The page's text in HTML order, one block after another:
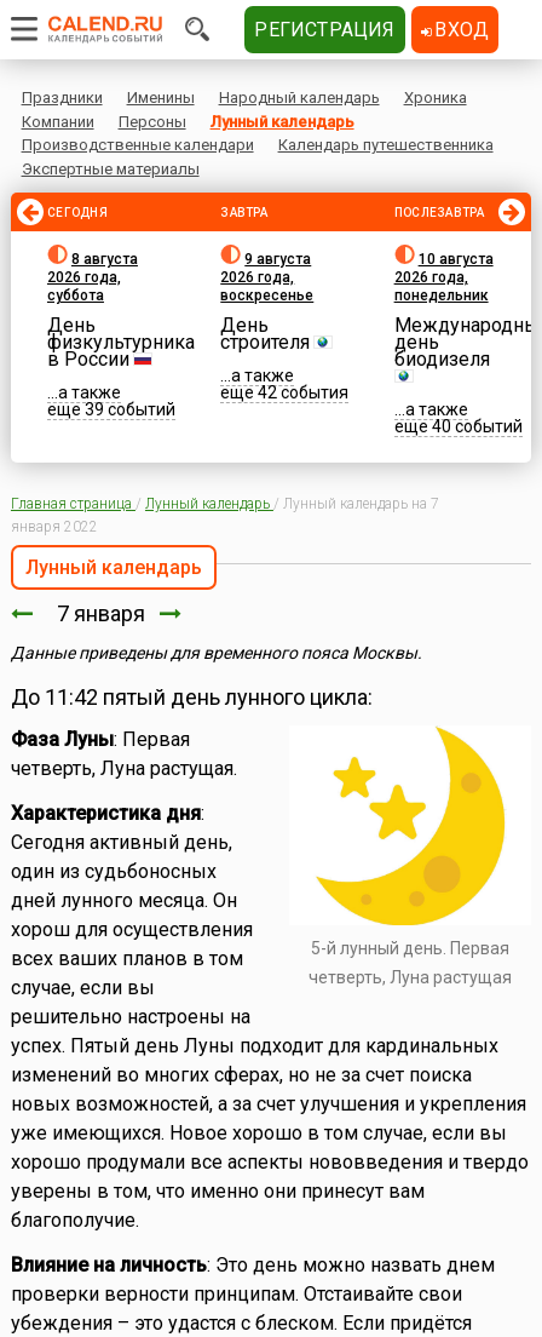
Праздники Именины Народный календарь
Хроника
Компании
Персоны
Лунный календарь
Производственные календари
Календарь путешественника
Экспертные материалы
СЕГОДНЯ
8 августа
2026 года,
суббота
День
физкультурника
в России
...а также
еще 39 событий
ЗАВТРА
9 августа
2026 года,
воскресенье
День
строителя
...а также
еще 42 события
ПОСЛЕЗАВТРА
10 августа
2026 года,
понедельник
день
биодизеля
...а также
еще 40 событий
Главная страница / Лунный календарь / Лунный календарь на 7
января 2022
Лунный календарь
7 января
Данные приведены для временного пояса Москвы.
До 11:42 пятый день лунного цикла:
5-й лунный день. Первая
четверть, Луна растущая
Фаза Луны: Первая
четверть, Луна растущая.
Характеристика дня:
Сегодня активный день,
один из судьбоносных
дней лунного месяца. Он
хорош для осуществления
всех ваших планов в том
случае, если вы
решительно настроены на
успех. Пятый день Луны подходит для кардинальных
изменений во многих сферах, но не за счет поиска
новых возможностей, а за счет улучшения и укрепления
уже имеющихся. Новое хорошо в том случае, если вы
хорошо продумали все аспекты нововведения и твердо
уверены в том, что именно они принесут вам
благополучие.
Влияние на личность: Это день можно назвать днем
проверки верности принципам. Отстаивайте свои
убеждения – это удастся с блеском. Если придётся
РЕГИСТРАЦИЯ ВХОД